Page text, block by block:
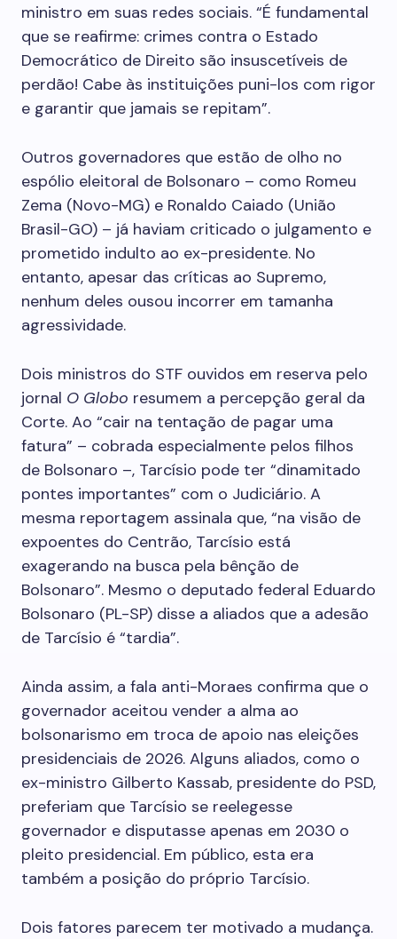
ministro em suas redes sociais. “É fundamental
que se reafirme: crimes contra o Estado
Democrático de Direito são insuscetíveis de
perdão! Cabe às instituições puni-los com rigor
e garantir que jamais se repitam”.
Outros governadores que estão de olho no
espólio eleitoral de Bolsonaro – como Romeu
Zema (Novo-MG) e Ronaldo Caiado (União
Brasil-GO) – já haviam criticado o julgamento e
prometido indulto ao ex-presidente. No
entanto, apesar das críticas ao Supremo,
nenhum deles ousou incorrer em tamanha
agressividade.
Dois ministros do STF ouvidos em reserva pelo
jornal O Globo resumem a percepção geral da
Corte. Ao “cair na tentação de pagar uma
fatura” – cobrada especialmente pelos filhos
de Bolsonaro –, Tarcísio pode ter “dinamitado
pontes importantes” com o Judiciário. A
mesma reportagem assinala que, “na visão de
expoentes do Centrão, Tarcísio está
exagerando na busca pela bênção de
Bolsonaro”. Mesmo o deputado federal Eduardo
Bolsonaro (PL-SP) disse a aliados que a adesão
de Tarcísio é “tardia”.
Ainda assim, a fala anti-Moraes confirma que o
governador aceitou vender a alma ao
bolsonarismo em troca de apoio nas eleições
presidenciais de 2026. Alguns aliados, como o
ex-ministro Gilberto Kassab, presidente do PSD,
preferiam que Tarcísio se reelegesse
governador e disputasse apenas em 2030 o
pleito presidencial. Em público, esta era
também a posição do próprio Tarcísio.
Dois fatores parecem ter motivado a mudança.